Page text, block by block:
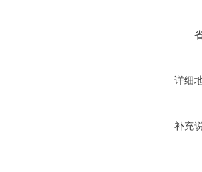
详细
补充